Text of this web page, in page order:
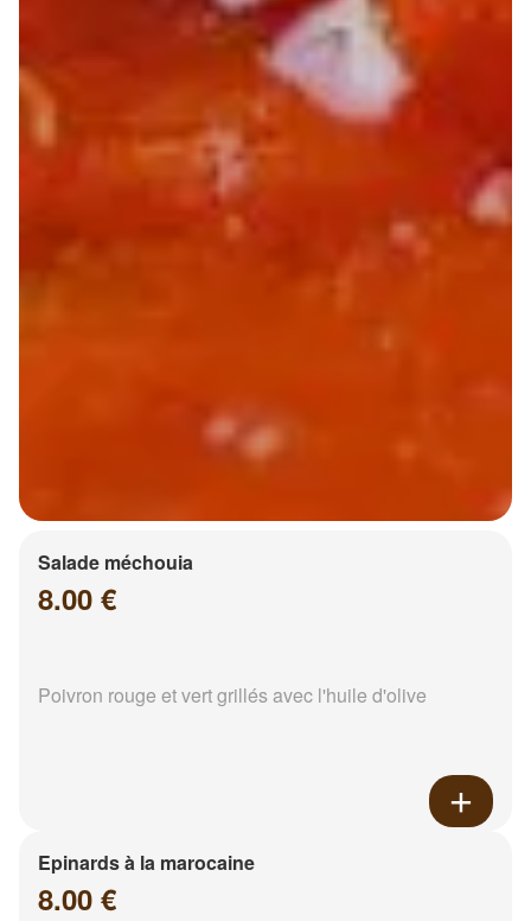
Salade méchouia
8.00 €
Poivron rouge et vert grillés avec l'huile d'olive
Epinards à la marocaine
8.00 €